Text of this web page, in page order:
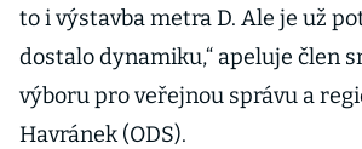
to i výstavba metra D. Ale je už
dostalo dynamiku,“ apeluje člen
výboru pro veřejnou správu a
Havránek (ODS).